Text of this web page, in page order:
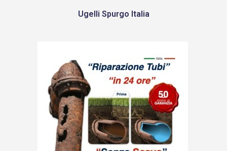
Ugelli Spurgo Italia